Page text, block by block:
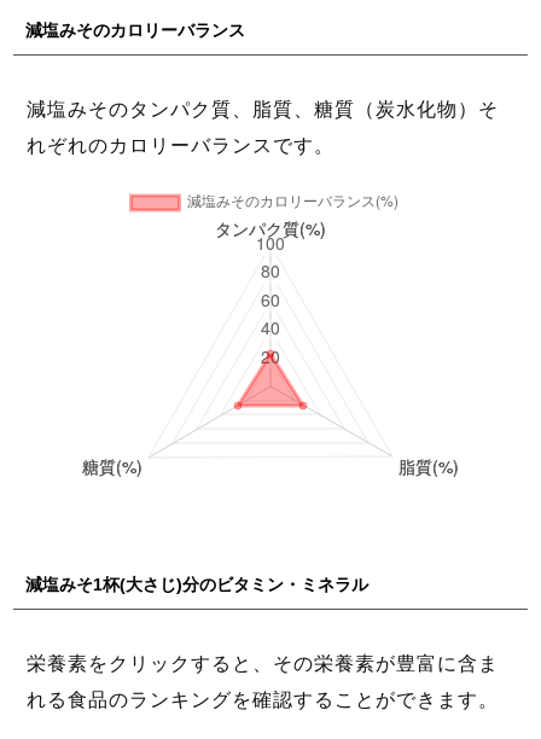
減塩みそのカロリーバランス
減塩みそのタンパク質、脂質、糖質（炭水化物）そ
れぞれのカロリーバランスです。
減塩みそ1杯(大さじ)分のビタミン・ミネラル
栄養素をクリックすると、その栄養素が豊富に含ま
れる食品のランキングを確認することができます。